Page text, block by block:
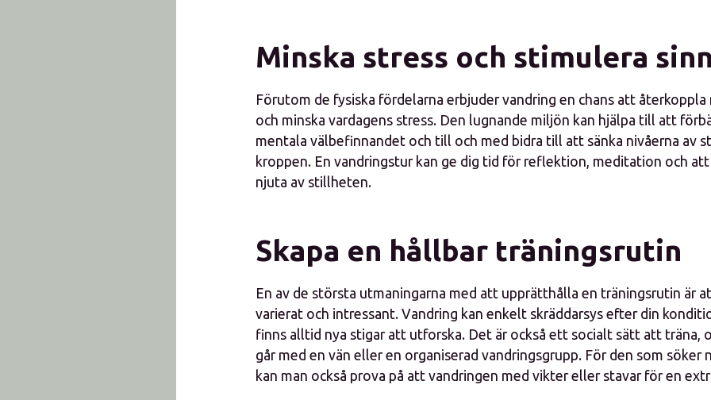
Minska stress och stimulera
Förutom de fysiska fördelarna erbjuder vandring en chans att återkoppla
och minska vardagens stress. Den lugnande miljön kan hjälpa till att
mentala välbefinnandet och till och med bidra till att sänka nivåerna av
kroppen. En vandringstur kan ge dig tid för reflektion, meditation och
njuta av stillheten.
Skapa en hållbar träningsrutin
En av de största utmaningarna med att upprätthålla en träningsrutin är
varierat och intressant. Vandring kan enkelt skräddarsys efter din
finns alltid nya stigar att utforska. Det är också ett socialt sätt att träna,
går med en vän eller en organiserad vandringsgrupp. För den som söker
kan man också prova på att vandringen med vikter eller stavar för en